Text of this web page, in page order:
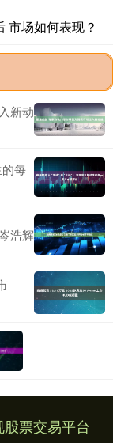
市场如何表现？
新动
的每
浩辉
股票交易平台